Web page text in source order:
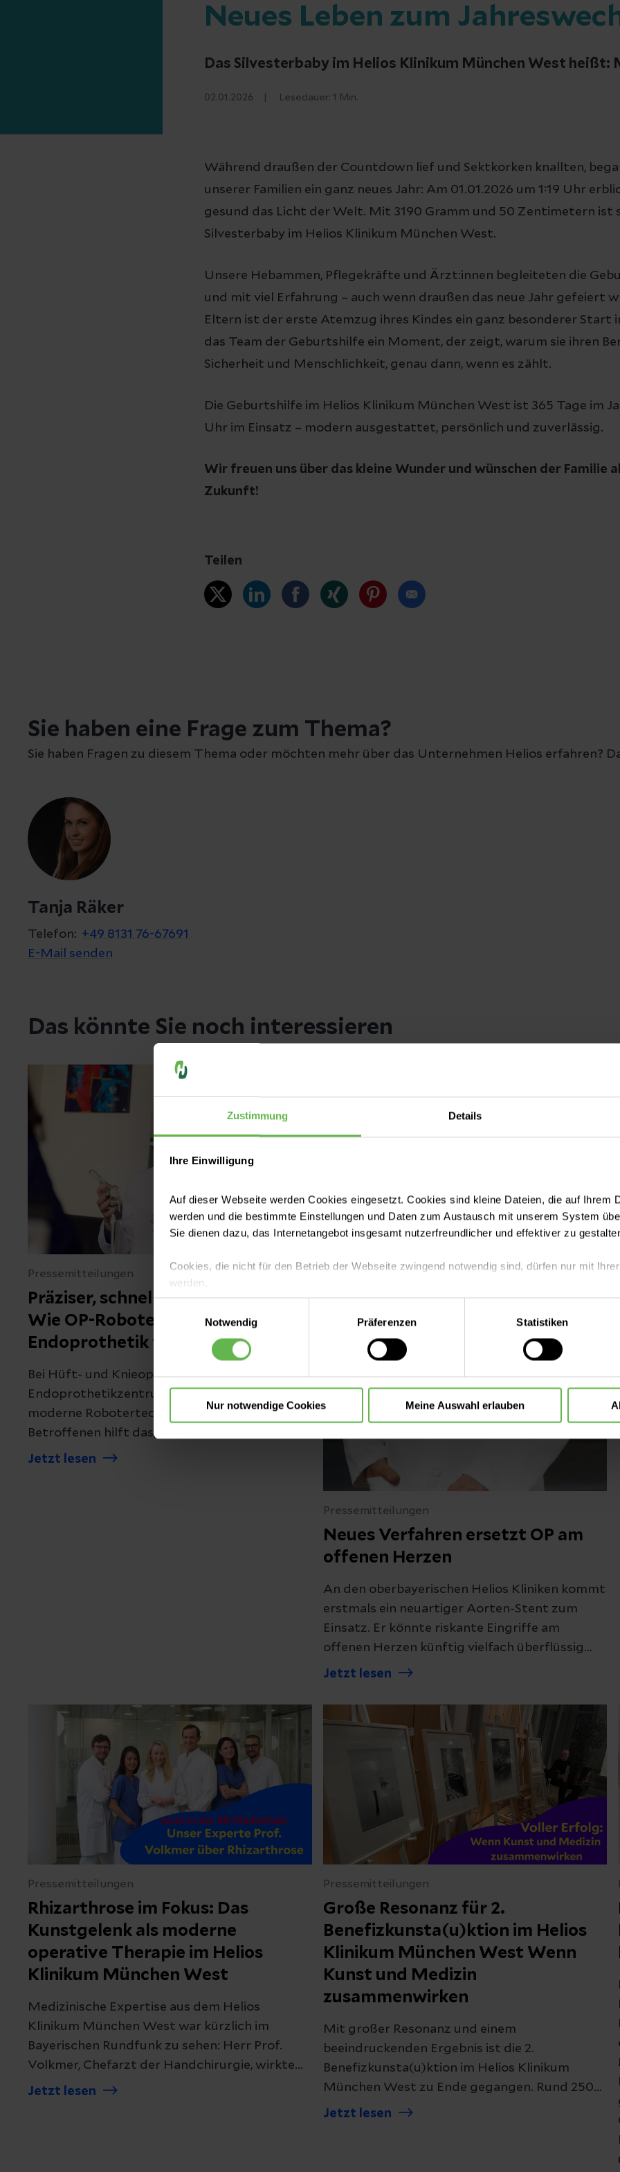
Zustimmung Details
Ihre Einwilligung
Auf dieser Webseite werden Cookies eingesetzt. Cookies sind kleine Dateien, die auf Ihrem
werden und die bestimmte Einstellungen und Daten zum Austausch mit unserem System
Sie dienen dazu, das Internetangebot insgesamt nutzerfreundlicher und effektiver zu
Cookies, die nicht für den Betrieb der Webseite zwingend notwendig sind, dürfen nur mit
werden.
Es steht Ihnen frei, unsere Seite mit nur den notwendigen Cookies zu benutzen, eine
nicht notwendigen Cookies zu treffen oder durch Auswahl von „Alle Cookies akzeptieren“ in
einzuwilligen. Ihre Auswahlentscheidung können Sie jederzeit ändern oder widerrufen.
Notwendig
Präferenzen Statistiken
Nur notwendige Cookies Meine Auswahl erlauben
Neues Leben zum
Das Silvesterbaby im Helios Klinikum München West heißt:
02.01.2026 Lesedauer: 1 Min.
Während draußen der Countdown lief und Sektkorken knallten,
unserer Familien ein ganz neues Jahr: Am 01.01.2026 um 1:19 Uhr
gesund das Licht der Welt. Mit 3190 Gramm und 50 Zentimetern ist
Silvesterbaby im Helios Klinikum München West.
Unsere Hebammen, Pflegekräfte und Ärzt:innen begleiteten die
und mit viel Erfahrung – auch wenn draußen das neue Jahr gefeiert
Eltern ist der erste Atemzug ihres Kindes ein ganz besonderer Start
das Team der Geburtshilfe ein Moment, der zeigt, warum sie ihren
Sicherheit und Menschlichkeit, genau dann, wenn es zählt.
Die Geburtshilfe im Helios Klinikum München West ist 365 Tage im
Uhr im Einsatz – modern ausgestattet, persönlich und zuverlässig.
Wir freuen uns über das kleine Wunder und wünschen der Familie
Zukunft!
Teilen
Sie haben eine Frage zum Thema?
Sie haben Fragen zu diesem Thema oder möchten mehr über das Unternehmen Helios erfahren?
Tanja Räker
Telefon: +49 8131 76-67691
E-Mail senden
Das könnte Sie noch interessieren
Pressemitteilungen
Präziser, schneller, schonender:
Wie OP-Roboter die
Endoprothetik verändern
Bei Hüft- und Knieoperationen kommt im
Endoprothetikzentrum München West
moderne Robotertechnik zum Einsatz.
Betroffenen hilft das, schneller wieder in den
Alltag zurückzukehren
Jetzt lesen
Pressemitteilungen
Neues Verfahren ersetzt OP am
offenen Herzen
An den oberbayerischen Helios Kliniken kommt
erstmals ein neuartiger Aorten-Stent zum
Einsatz. Er könnte riskante Eingriffe am
offenen Herzen künftig vielfach überflüssig
machen
Jetzt lesen
Pressemitteilungen
Rhizarthrose im Fokus: Das
Kunstgelenk als moderne
operative Therapie im Helios
Klinikum München West
Medizinische Expertise aus dem Helios
Klinikum München West war kürzlich im
Bayerischen Rundfunk zu sehen: Herr Prof.
Volkmer, Chefarzt der Handchirurgie, wirkte
als Experte in einem Beitrag des BR-
Jetzt lesen
Pressemitteilungen
Große Resonanz für 2.
Benefizkunsta(u)ktion im Helios
Klinikum München West Wenn
Kunst und Medizin
zusammenwirken
Mit großer Resonanz und einem
beeindruckenden Ergebnis ist die 2.
Benefizkunsta(u)ktion im Helios Klinikum
München West zu Ende gegangen. Rund 250
Gäste folgten der Einladung zu einem
Jetzt lesen